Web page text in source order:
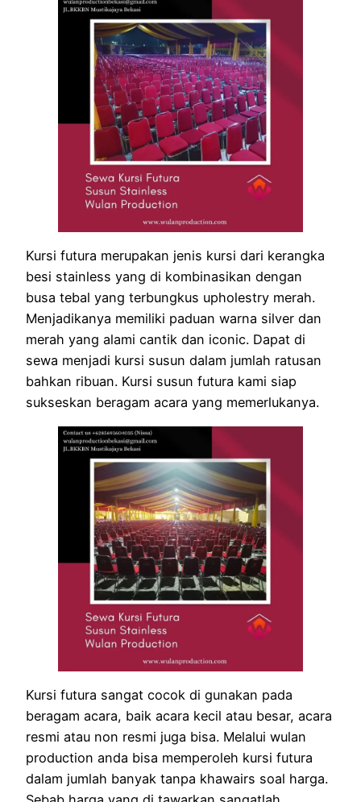
Kursi futura merupakan jenis kursi dari kerangka
besi stainless yang di kombinasikan dengan
busa tebal yang terbungkus upholestry merah.
Menjadikanya memiliki paduan warna silver dan
merah yang alami cantik dan iconic. Dapat di
sewa menjadi kursi susun dalam jumlah ratusan
bahkan ribuan. Kursi susun futura kami siap
sukseskan beragam acara yang memerlukanya.
Kursi futura sangat cocok di gunakan pada
beragam acara, baik acara kecil atau besar, acara
resmi atau non resmi juga bisa. Melalui wulan
production anda bisa memperoleh kursi futura
dalam jumlah banyak tanpa khawairs soal harga.